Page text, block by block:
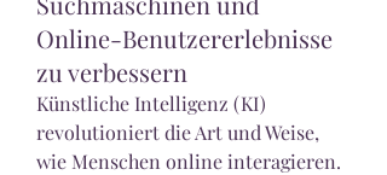
Online-Benutzererlebnisse
zu verbessern
Künstliche Intelligenz (KI)
revolutioniert die Art und Weise,
wie Menschen online interagieren.